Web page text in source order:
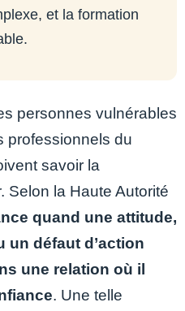
et la formation
personnes vulnérables
professionnels du
savoir la
Selon la Haute Autorité
quand une attitude,
un défaut d’action
une relation où il
. Une telle